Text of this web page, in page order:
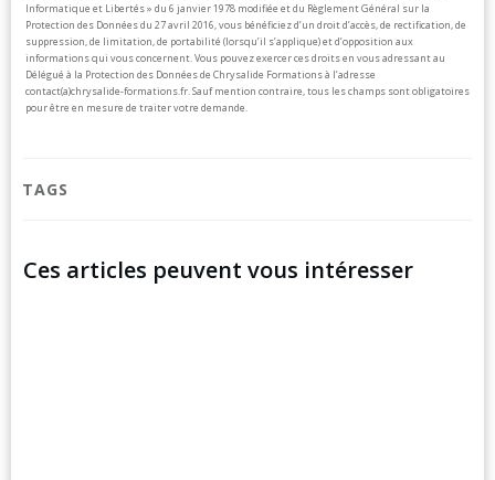
Informatique et Libertés » du 6 janvier 1978 modifiée et du Règlement Général sur la
Protection des Données du 27 avril 2016, vous bénéficiez d’un droit d’accès, de rectification, de
suppression, de limitation, de portabilité (lorsqu’il s’applique) et d’opposition aux
informations qui vous concernent. Vous pouvez exercer ces droits en vous adressant au
Délégué à la Protection des Données de Chrysalide Formations à l’adresse
contact(a)chrysalide-formations.fr.Sauf mention contraire, tous les champs sont obligatoires
pour être en mesure de traiter votre demande.
TAGS
Ces articles peuvent vous intéresser